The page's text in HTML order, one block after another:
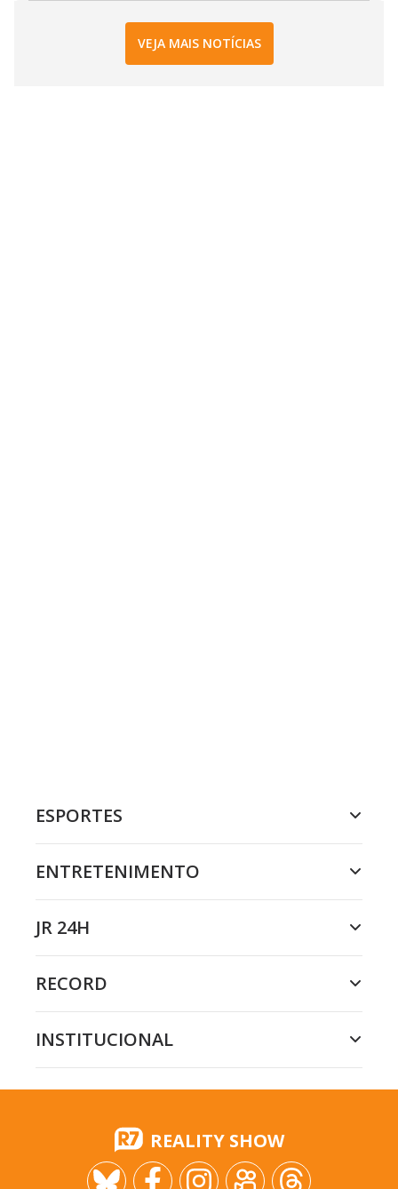
VEJA MAIS NOTÍCIAS
ESPORTES
ENTRETENIMENTO
JR 24H
RECORD
INSTITUCIONAL
REALITY SHOW